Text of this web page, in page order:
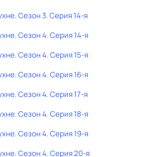
. Сезон 3. Серия 14-я
. Сезон 4. Серия 14-я
. Сезон 4. Серия 15-я
. Сезон 4. Серия 16-я
. Сезон 4. Серия 17-я
. Сезон 4. Серия 18-я
. Сезон 4. Серия 19-я
. Сезон 4. Серия 20-я